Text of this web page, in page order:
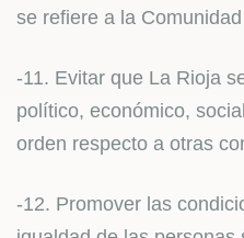
se refiere a la
-11. Evitar que La Rioja
político, económico,
orden respecto a otras
-12. Promover las